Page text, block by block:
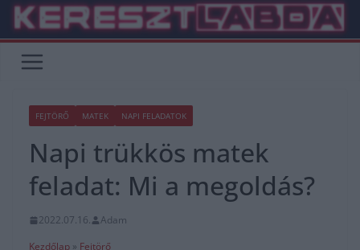
Skip
content
FEJTÖRŐ MATEK NAPI FELADATOK
Napi trükkös matek
feladat: Mi a megoldás?
2022.07.16.
Adam
Kezdőlap » Fejtörő